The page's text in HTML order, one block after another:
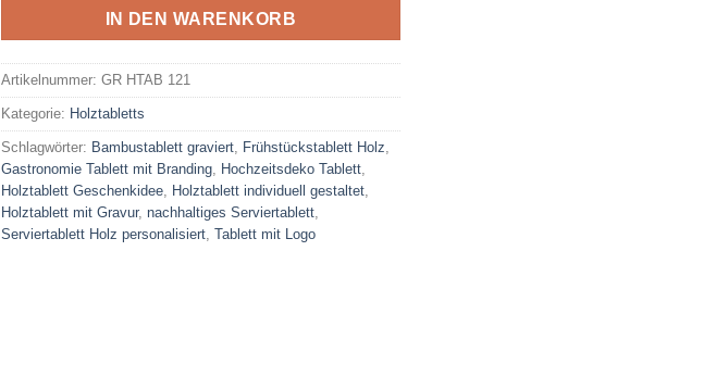
IN DEN WARENKORB
Artikelnummer: GR HTAB 121
Kategorie: Holztabletts
Schlagwörter: Bambustablett graviert Frühstückstablett Holz
Gastronomie Tablett mit Branding Hochzeitsdeko Tablett
Holztablett Geschenkidee Holztablett individuell gestaltet
Holztablett mit Gravur, nachhaltiges Serviertablett
Serviertablett Holz personalisiert Tablett mit Logo